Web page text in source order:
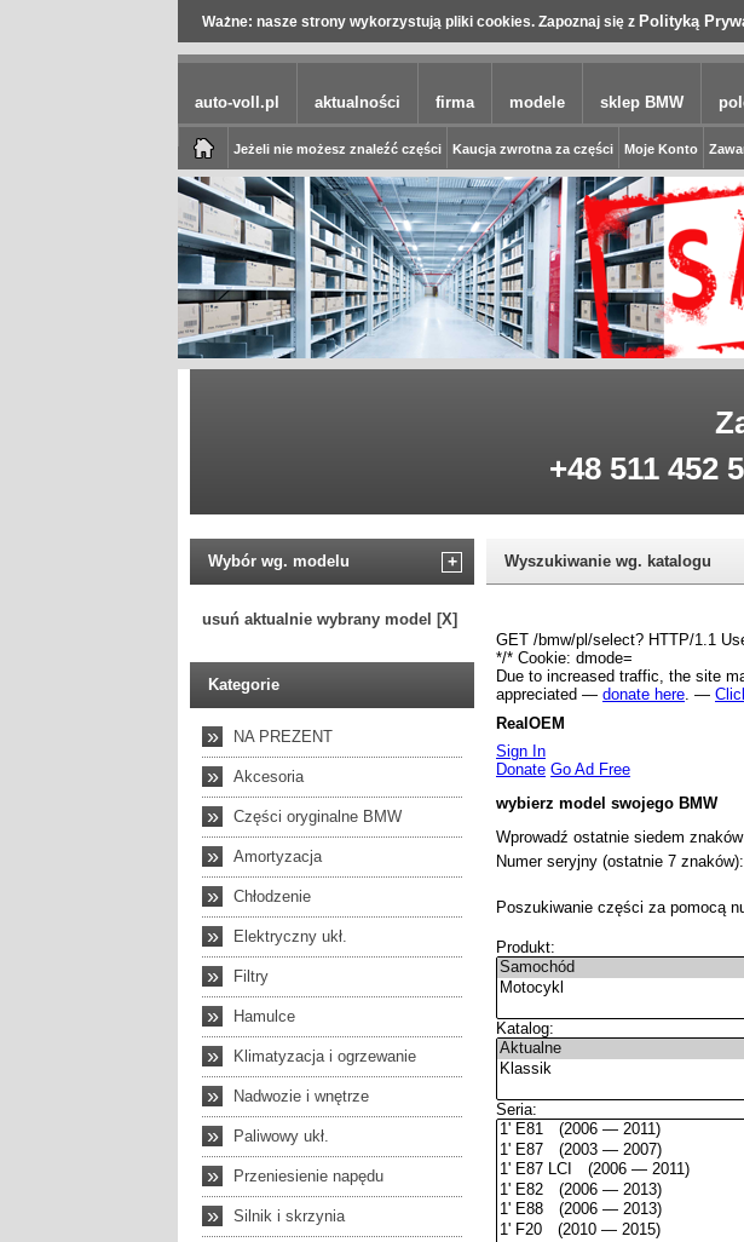
Ważne: nasze strony wykorzystują pliki cookies. Zapoznaj się z Polityką
auto-voll.pl aktualności firma modele sklep BMW
Jeżeli nie możesz znaleźć części Kaucja zwrotna za części Moje Konto
+48 511 452
Wybór wg. modelu +
usuń aktualnie wybrany model [X]
Kategorie
» NA PREZENT
» Akcesoria
» Części oryginalne BMW
» Amortyzacja
» Chłodzenie
» Elektryczny ukł.
» Filtry
» Hamulce
» Klimatyzacja i ogrzewanie
» Nadwozie i wnętrze
» Paliwowy ukł.
» Przeniesienie napędu
» Silnik i skrzynia
Wyszukiwanie wg. katalogu